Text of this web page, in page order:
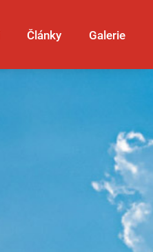
Články Galerie